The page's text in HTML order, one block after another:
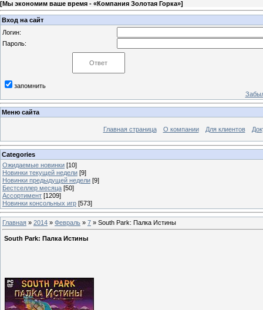
[Мы экономим ваше время - «Компания Золотая Горка»]
Вход на сайт
Логин:
Пароль:
запомнить
Меню сайта
Главная страница О компании Для клиентов
Categories
Ожидаемые новинки [10]
Новинки текущей недели [9]
Новинки предыдущей недели [9]
Бестселлер месяца [50]
Ассортимент [1209]
Новинки консольных игр [573]
Главная » 2014 » Февраль » 7 » South Park: Палка Истины
South Park: Палка Истины